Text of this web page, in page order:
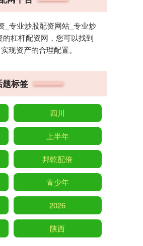
_专业炒股配资网站_专业炒
杠杆配资网，您可以找到
现资产的合理配置。
题标签
四川
上半年
邦乾配倍
青少年
2026
陕西